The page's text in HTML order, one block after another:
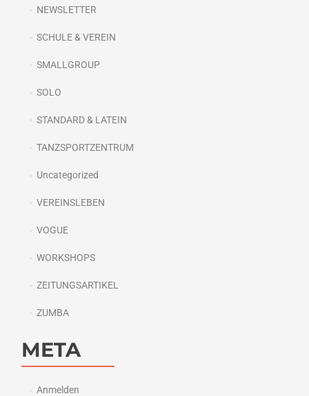
NEWSLETTER
SCHULE & VEREIN
SMALLGROUP
SOLO
STANDARD & LATEIN
TANZSPORTZENTRUM
Uncategorized
VEREINSLEBEN
VOGUE
WORKSHOPS
ZEITUNGSARTIKEL
ZUMBA
META
Anmelden